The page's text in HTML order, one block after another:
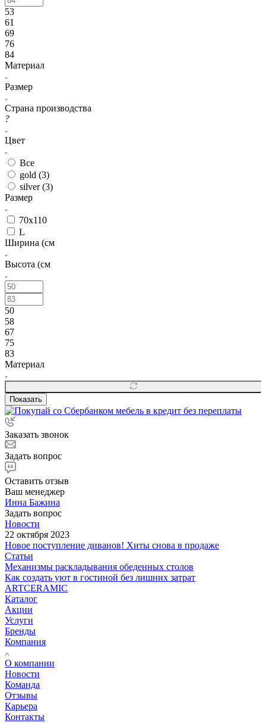
53
61
69
76
84
Материал
Размер
Страна производства
?
Цвет
Все
gold (3)
silver (3)
Размер
70x110
L
Ширина (см
Высота (см
50
58
67
75
83
Материал
Показать
Заказать звонок
Задать вопрос
Оставить отзыв
Ваш менеджер
Инна Бажина
Задать вопрос
Новости
22 октября 2023
Новое поступление диванов! Хиты снова в продаже
Статьи
Механизмы раскладывания обеденных столов
Как создать уют в гостиной без лишних затрат
ARTCERAMIC
Каталог
Акции
Услуги
Бренды
Компания
О компании
Новости
Команда
Отзывы
Карьера
Контакты